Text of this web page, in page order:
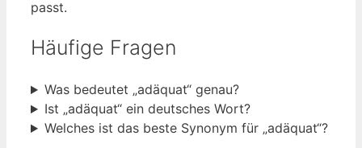
passt.
Häufige Fragen
Was bedeutet „adäquat“ genau?
Ist „adäquat“ ein deutsches Wort?
Welches ist das beste Synonym für „adäquat“?